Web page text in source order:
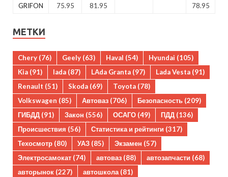
GRIFON
75.95 81.95 78.95
МЕТКИ
Chery (76) Geely (63) Haval (54) Hyundai (105)
Kia (91) lada (87) LAda Granta (97) Lada Vesta (91)
Renault (51) Skoda (69) Toyota (78)
Volkswagen (85) Автоваз (706) Безопасность (209)
ГИБДД (91) Закон (556) ОСАГО (49) ПДД (136)
Происшествия (56) Статистика и рейтинги (317)
Техосмотр (80) УАЗ (85) Экзамен (57)
Электросамокат (74) автоваз (88) автозапчасти (68)
авторынок (227) автошкола(81)